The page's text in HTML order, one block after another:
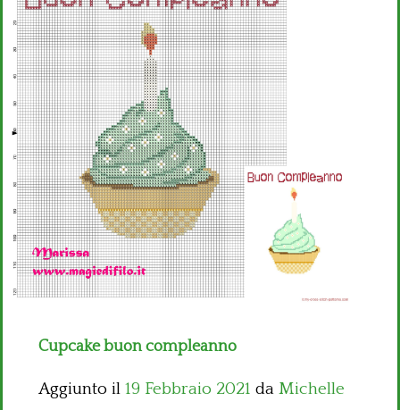
Bambini
Disney
Thun
Cupcake buon compleanno
Aggiunto il 19 Febbraio 2021 da Michelle